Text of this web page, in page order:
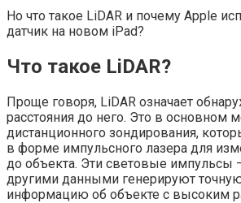
Но что такое LiDAR и почему Apple
датчик на новом iPad?
Что такое LiDAR?
Проще говоря, LiDAR означает
расстояния до него. Это в основном
дистанционного зондирования,
в форме импульсного лазера для
до объекта. Эти световые импульсы
другими данными генерируют
информацию об объекте с высоким